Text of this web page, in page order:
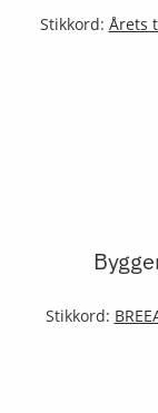
Stikkord: Årets
Stikkord: